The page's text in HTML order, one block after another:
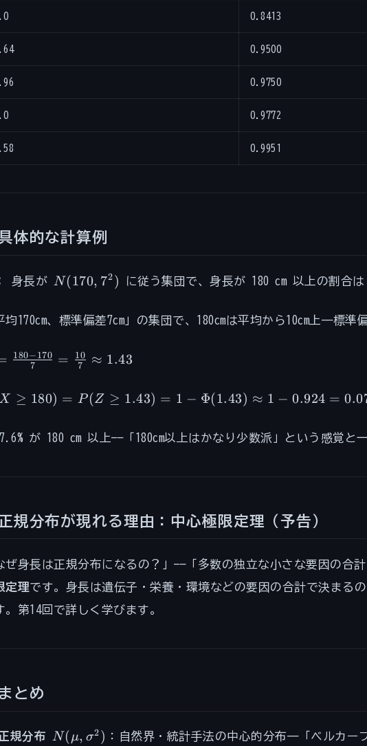
0.8413
0.9500
0.9750
0.9772
0.9951
体的な計算例
身長が
N(170,
7^2)
N (170, 72) に従う集団で、身長が 180 cm 以上の割合は
均170cm、標準偏差7cm」の集団で、180cmは平均から10cm上——標
7
180−170 = 7
10 ≈ 1.43
\geq
=
\geq
= 1 -
≥ 180) = P (Z ≥ 1.43) = 1 − Φ(1.43) ≈ 1 − 0.924 =
が 180 cm 以上——「180cm以上はかなり少数派」という感覚と
規分布が現れる理由：中心極限定理（予告）
ぜ身長は正規分布になるの？」——「多数の独立な小さな要因の合
定理です。身長は遺伝子・栄養・環境などの要因の合計で決まる
。第14回で詳しく学びます。
まとめ
規分布
N(\mu,
N (μ, σ2) ：自然界・統計手法の中心的分布——「ベルカー